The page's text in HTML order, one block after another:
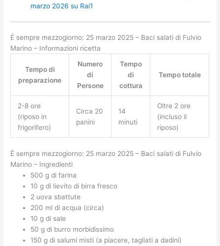
marzo 2026 su Rai1
É sempre mezzogiorno: 25 marzo 2025 – Baci salati di Fulvio
Marino – Informazioni ricetta
Tempo di
preparazione
Numero
di
Persone
Tempo
di
cottura
Tempo totale
2-8 ore
(riposo in
frigorifero)
Circa 20
panini
14
minuti
Oltre 2 ore
(incluso il
riposo)
É sempre mezzogiorno: 25 marzo 2025 – Baci salati di Fulvio
Marino – Ingredienti
500 g di farina
10 g di lievito di birra fresco
2 uova sbattute
200 ml di acqua (circa)
10 g di sale
50 g di burro morbidissimo
150 g di salumi misti (a piacere, tagliati a dadini)